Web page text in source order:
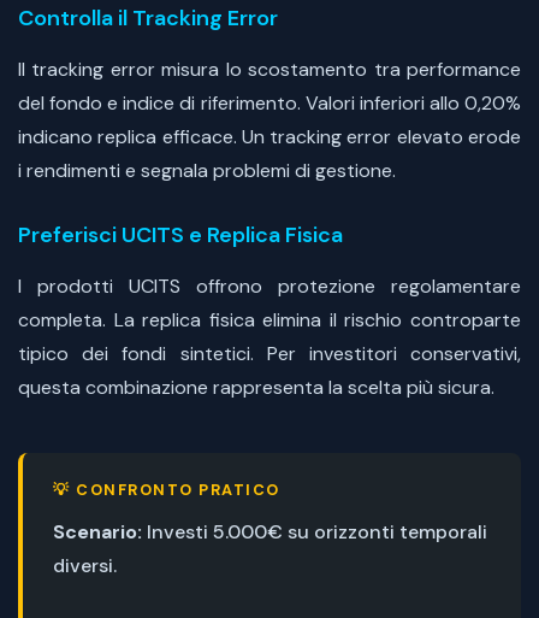
Controlla il Tracking Error
Il tracking error misura lo scostamento tra performance
del fondo e indice di riferimento. Valori inferiori allo 0,20%
indicano replica efficace. Un tracking error elevato erode
i rendimenti e segnala problemi di gestione.
Preferisci UCITS e Replica Fisica
I prodotti UCITS offrono protezione regolamentare
completa. La replica fisica elimina il rischio controparte
tipico dei fondi sintetici. Per investitori conservativi,
questa combinazione rappresenta la scelta più sicura.
💡 CONFRONTO PRATICO
Scenario: Investi 5.000€ su orizzonti temporali
diversi.